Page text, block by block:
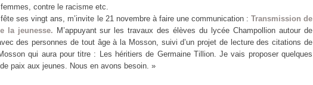
contre le racisme etc.
ses vingt ans, m’invite le 21 novembre à faire une communication : Transmission de
la jeunesse. M’appuyant sur les travaux des élèves du lycée Champollion autour de
des personnes de tout âge à la Mosson, suivi d’un projet de lecture des citations de
qui aura pour titre : Les héritiers de Germaine Tillion. Je vais proposer quelques
paix aux jeunes. Nous en avons besoin. »